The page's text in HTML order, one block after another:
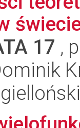
17 ,